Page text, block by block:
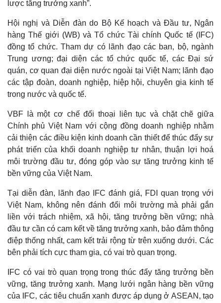
lược tăng trưởng xanh”.
Hội nghị và Diễn đàn do Bộ Kế hoạch và Đầu tư, Ngân
hàng Thế giới (WB) và Tổ chức Tài chính Quốc tế (IFC)
đồng tổ chức. Tham dự có lãnh đạo các ban, bộ, ngành
Trung ương; đại diện các tổ chức quốc tế, các Đại sứ
quán, cơ quan đại diện nước ngoài tại Việt Nam; lãnh đạo
các tập đoàn, doanh nghiệp, hiệp hội, chuyên gia kinh tế
trong nước và quốc tế.
VBF là một cơ chế đối thoại liên tục và chặt chẽ giữa
Chính phủ Việt Nam với cộng đồng doanh nghiệp nhằm
cải thiện các điều kiện kinh doanh cần thiết để thúc đẩy sự
phát triển của khối doanh nghiệp tư nhân, thuận lợi hoá
môi trường đầu tư, đóng góp vào sự tăng trưởng kinh tế
bền vững của Việt Nam.
Tại diễn đàn, lãnh đạo IFC đánh giá, FDI quan trọng với
Việt Nam, không nên đánh đổi môi trường mà phải gắn
liền với trách nhiệm, xã hội, tăng trưởng bền vững; nhà
đầu tư cần có cam kết về tăng trưởng xanh, bảo đảm thông
điệp thống nhất, cam kết trải rộng từ trên xuống dưới. Các
bên phải tích cực tham gia, có vai trò quan trọng.
IFC có vai trò quan trọng trong thúc đẩy tăng trưởng bền
vững, tăng trưởng xanh. Mạng lưới ngân hàng bền vững
của IFC, các tiêu chuẩn xanh được áp dụng ở ASEAN, tạo